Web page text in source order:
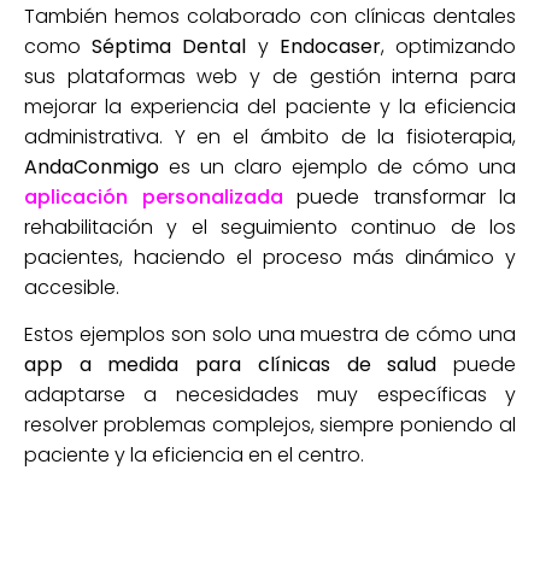
También hemos colaborado con clínicas dentales
comoSéptima Dental y Endocaser, optimizando
sus plataformas web y de gestión interna para
mejorar la experiencia del paciente y la eficiencia
administrativa. Y en el ámbito de la fisioterapia,
AndaConmigo es un claro ejemplo de cómo una
aplicación personalizada puede transformar la
rehabilitación y el seguimiento continuo de los
pacientes, haciendo el proceso más dinámico y
accesible.
Estos ejemplos son solo una muestra de cómo una
app a medida para clínicas de salud puede
adaptarse a necesidades muy específicas y
resolver problemas complejos, siempre poniendo al
paciente y la eficiencia en el centro.